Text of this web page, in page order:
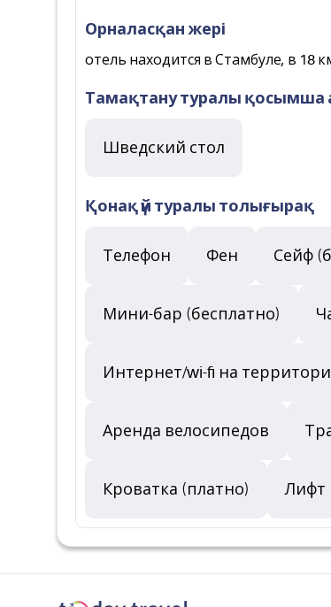
Орналасқан жері
отель находится в Стамбуле, в 18
Тамақтану туралы қосымша
Шведский стол
Қонақ үй туралы толығырақ
Телефон Фен Сейф
Мини-бар (бесплатно)
Интернет/wi-fi на
Аренда велосипедов
Кроватка (платно) Лифт